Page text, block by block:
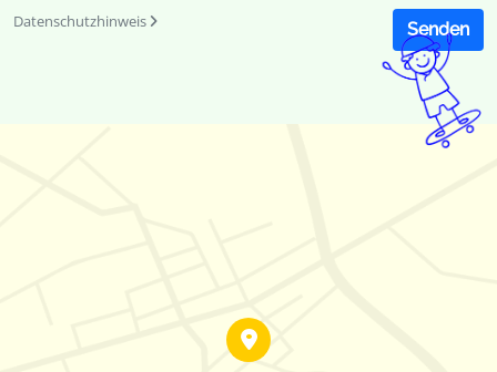
Datenschutzhinweis Senden